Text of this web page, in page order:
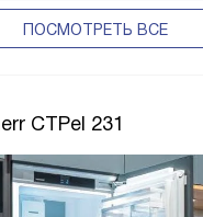
ПОCМОТРЕТЬ ВСЕ
CTPel 231